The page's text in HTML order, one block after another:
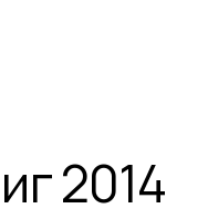
2014